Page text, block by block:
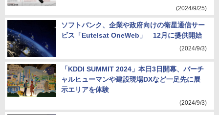
(2024/9/25)
ソフトバンク、企業や政府向けの衛星通信サー
ビス「Eutelsat OneWeb」 12月に提供開始
(2024/9/3)
「KDDI SUMMIT 2024」本日3日開幕、バーチ
ャルヒューマンや建設現場DXなど一足先に展
示エリアを体験
(2024/9/3)